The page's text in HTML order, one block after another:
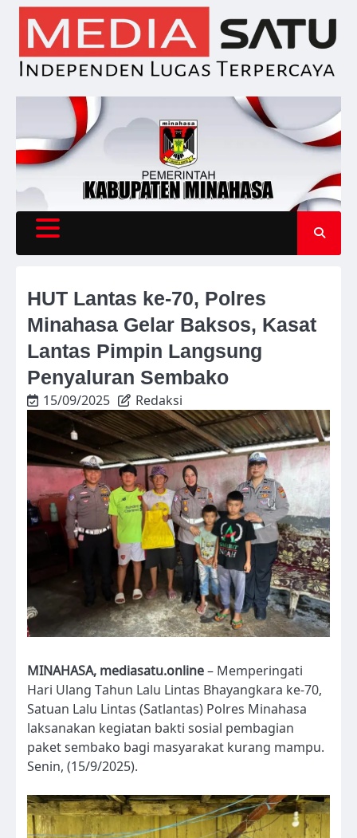
Skip
content
HUT Lantas ke-70, Polres
Minahasa Gelar Baksos, Kasat
Lantas Pimpin Langsung
Penyaluran Sembako
15/09/2025 Redaksi
MINAHASA, mediasatu.online– Memperingati
Hari Ulang Tahun Lalu Lintas Bhayangkara ke-70,
Satuan Lalu Lintas (Satlantas) Polres Minahasa
laksanakan kegiatan bakti sosial pembagian
paket sembako bagi masyarakat kurang mampu.
Senin, (15/9/2025).